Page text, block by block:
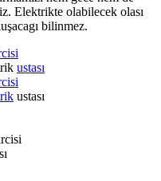
Elektrikte olabilecek olası
bilinmez.
ustası
ustası